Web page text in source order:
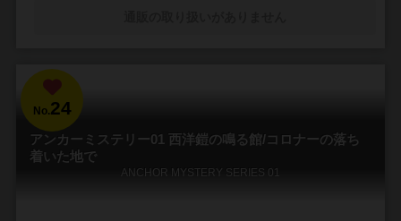
No.24
アンカーミステリー01 西洋鎧の鳴る館/コロナーの落ち
着いた地で
ANCHOR MYSTERY SERIES 01